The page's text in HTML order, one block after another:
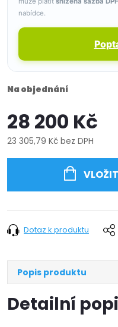
nabídce.
Na objednání
28 200 Kč
23 305,79 Kč bez DPH
Dotaz k produktu
Popis produktu
Detailní